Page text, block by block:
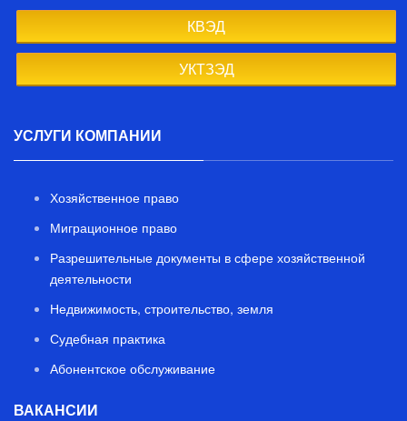
КВЭД
УКТЗЭД
УСЛУГИ КОМПАНИИ
Хозяйственное право
Миграционное право
Разрешительные документы в сфере хозяйственной
деятельности
Недвижимость, строительство, земля
Судебная практика
Абонентское обслуживание
ВАКАНСИИ